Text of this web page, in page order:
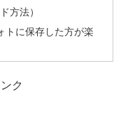
方法）
トに保存した方が楽
ク